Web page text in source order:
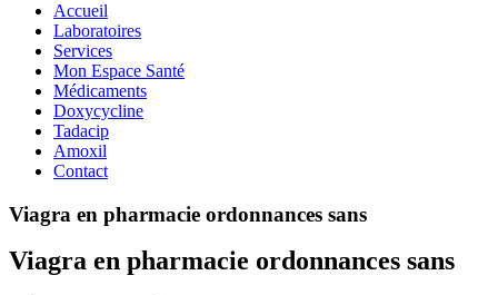
Accueil
Laboratoires
Services
Mon Espace Santé
Médicaments
Doxycycline
Tadacip
Amoxil
Contact
Viagra en pharmacie ordonnances sans
Viagra en pharmacie ordonnances sans